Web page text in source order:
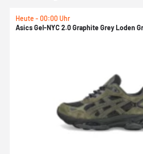
Heute - 00:00 Uhr
Asics Gel-NYC 2.0 Graphite Grey Loden